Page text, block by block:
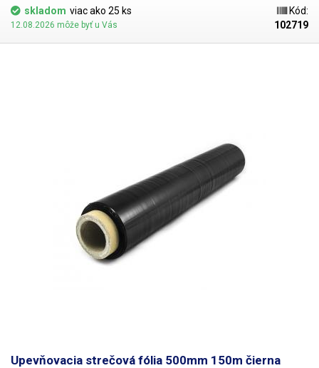
svojom mieste. Fólie sa vyrábajú v Českej republike a
majú potravinársky
certifikát(na požiadanie).
skladom viac ako 25 ks
12.08.2026 môže byť u Vás
Kód:
102719
Upevňovacia strečová fólia 500mm 150m čierna